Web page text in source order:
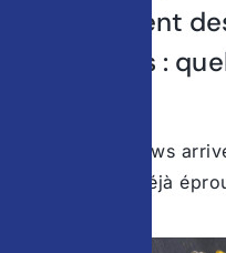
déploiement
États-Unis :
Les AI Overviews
changement déjà